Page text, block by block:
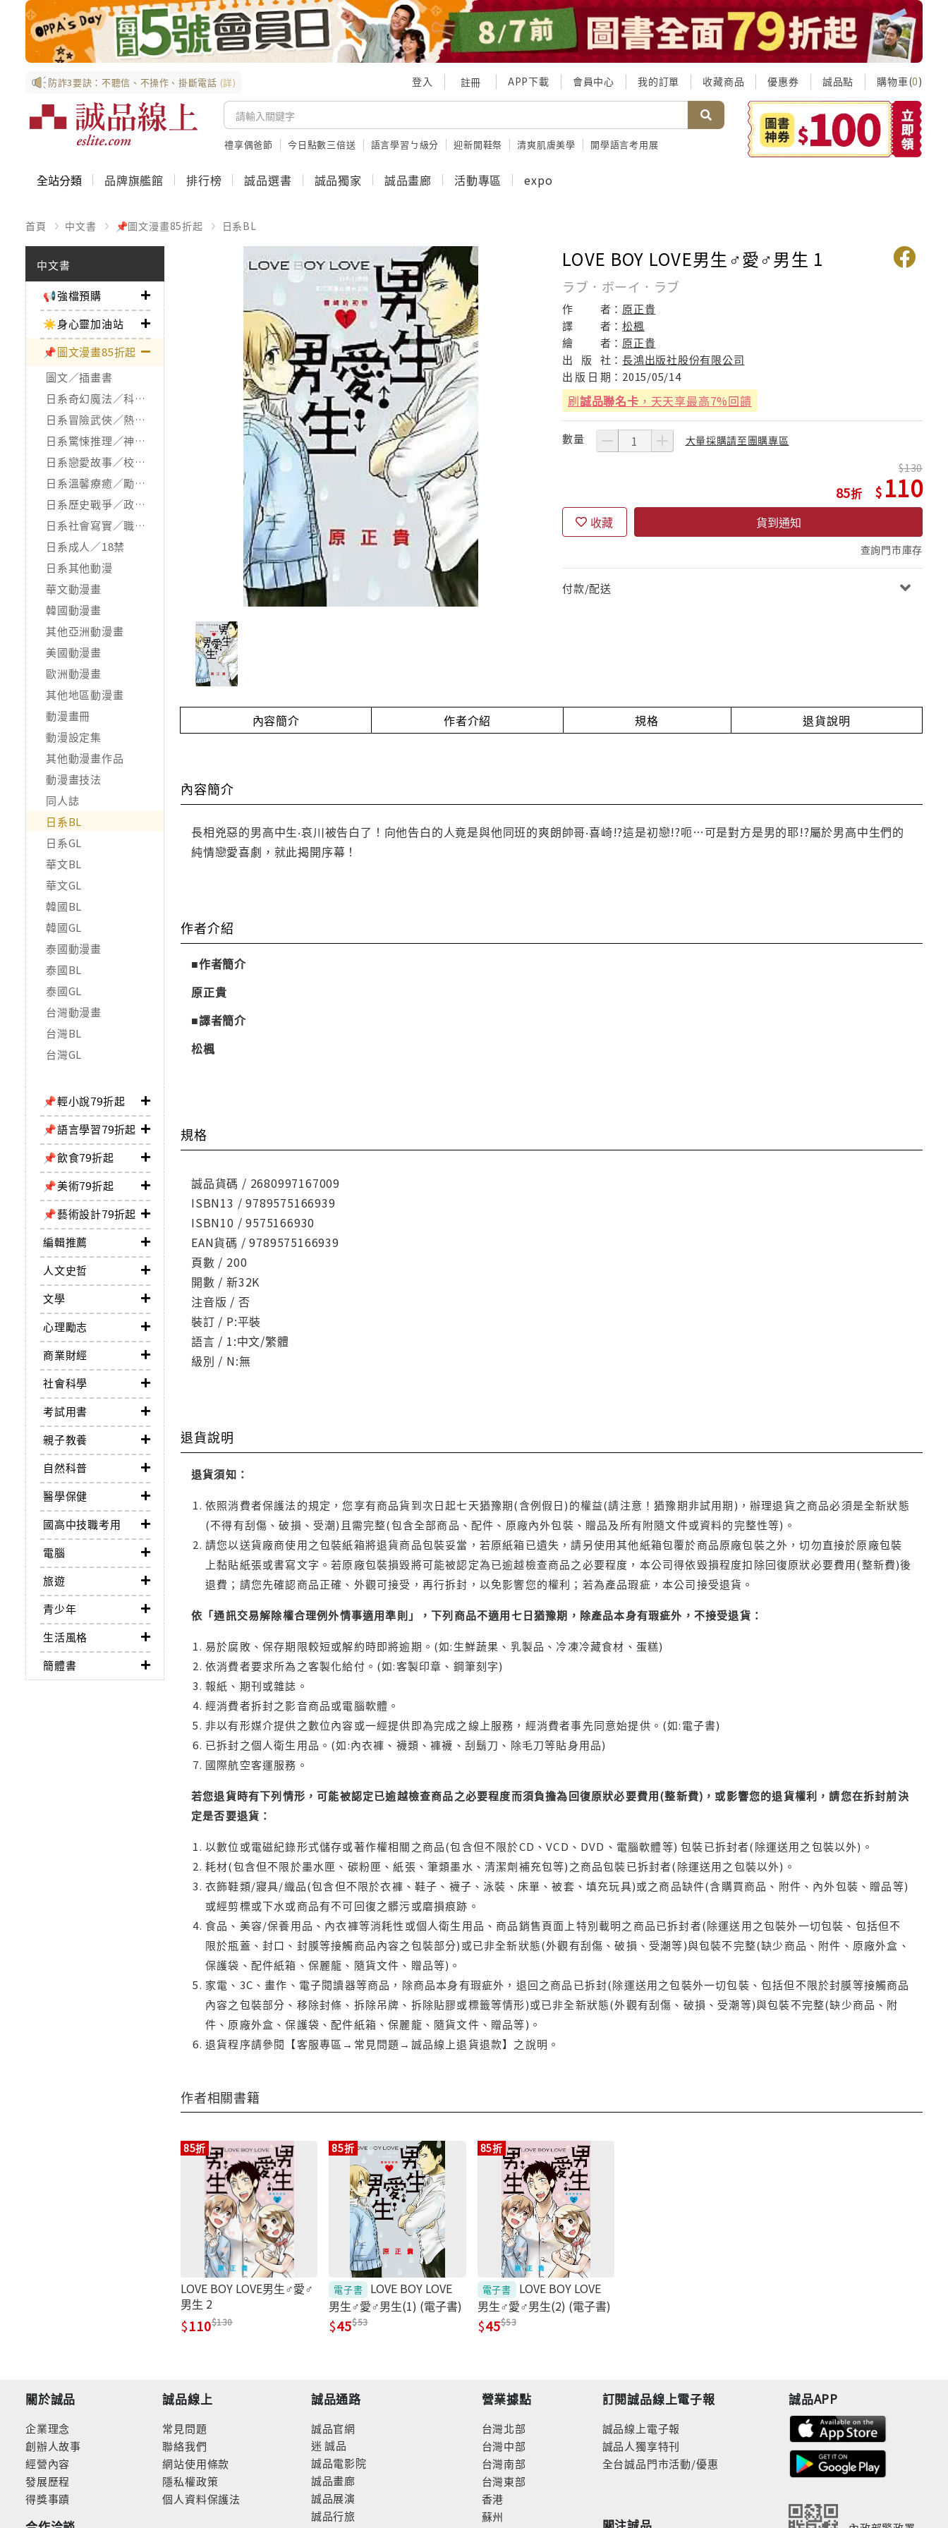
防詐3要訣：不聽信、不操作、掛斷電話 (詳) 登入 註冊 APP下載 會員中心 我的訂單 收藏商品 優惠券 誠品點 購物車(0)
禮享偶爸節 今日點數三倍送 語言學習ㄅ級分 迎新開鞋祭 清爽肌膚美學 開學語言考用展
全站分類 品牌旗艦館 排行榜 誠品選書 誠品獨家 誠品畫廊 活動專區 expo
首頁 中文書 📌圖文漫畫85折起 日系BL
中文書
📢強檔預購
☀️身心靈加油站
📌圖文漫畫85折起
圖文／插畫書
日系奇幻魔法／科幻冒險
日系冒險武俠／熱血運動
日系驚悚推理／神怪靈異
日系戀愛故事／校園青春
日系溫馨療癒／勵志搞笑
日系歷史戰爭／政治宗教
日系社會寫實／職場職人
日系成人／18禁
日系其他動漫
華文動漫畫
韓國動漫畫
其他亞洲動漫畫
美國動漫畫
歐洲動漫畫
其他地區動漫畫
動漫畫冊
動漫設定集
其他動漫畫作品
動漫畫技法
同人誌
日系BL
日系GL
華文BL
華文GL
韓國BL
韓國GL
泰國動漫畫
泰國BL
泰國GL
台灣動漫畫
台灣BL
台灣GL
📌輕小說79折起
📌語言學習79折起
📌飲食79折起
📌美術79折起
📌藝術設計79折起
編輯推薦
人文史哲
文學
心理勵志
商業財經
社會科學
考試用書
親子教養
自然科普
醫學保健
國高中技職考用
電腦
旅遊
青少年
生活風格
簡體書
LOVE BOY LOVE男生♂愛♂男生 1
ラブ．ボーイ．ラブ
作 者： 原正貴
譯
者：松楓
繪
者： 原正貴
出
版 社：長鴻出版社股份有限公司
出 版 日 期： 2015/05/14
刷誠品聯名卡 ，天天享最高7%回饋
數量 大量採購請至團購專區
85
130
110
收藏 貨到通知
查詢門市庫存
付款/配送
內容簡介 作者介紹 規格 退貨說明
內容簡介
長相兇惡的男高中生‧哀川被告白了！向他告白的人竟是與他同班的爽朗帥哥‧喜崎!?這是初戀!?呃…可是對方是男的耶!?屬於男高中生們的
純情戀愛喜劇，就此揭開序幕！
作者介紹
■作者簡介
原正貴
■譯者簡介
松楓
規格
誠品貨碼 / 2680997167009
ISBN13 / 9789575166939
ISBN10 / 9575166930
EAN貨碼 / 9789575166939
頁數 / 200
開數 / 新32K
注音版 / 否
裝訂 / P:平裝
語言 / 1:中文/繁體
級別 / N:無
退貨說明
退貨須知：
依照消費者保護法的規定，您享有商品貨到次日起七天猶豫期(含例假日)的權益(請注意！猶豫期非試用期)，辦理退貨之商品必須是全新狀態
(不得有刮傷、破損、受潮)且需完整(包含全部商品、配件、原廠內外包裝、贈品及所有附隨文件或資料的完整性等)。
請您以送貨廠商使用之包裝紙箱將退貨商品包裝妥當，若原紙箱已遺失，請另使用其他紙箱包覆於商品原廠包裝之外，切勿直接於原廠包裝
上黏貼紙張或書寫文字。若原廠包裝損毀將可能被認定為已逾越檢查商品之必要程度，本公司得依毀損程度扣除回復原狀必要費用(整新費)後
退費；請您先確認商品正確、外觀可接受，再行拆封，以免影響您的權利；若為產品瑕疵，本公司接受退貨。
依「通訊交易解除權合理例外情事適用準則」，下列商品不適用七日猶豫期，除產品本身有瑕疵外，不接受退貨：
易於腐敗、保存期限較短或解約時即將逾期。(如:生鮮蔬果、乳製品、冷凍冷藏食材、蛋糕)
依消費者要求所為之客製化給付。(如:客製印章、鋼筆刻字)
報紙、期刊或雜誌。
經消費者拆封之影音商品或電腦軟體。
非以有形媒介提供之數位內容或一經提供即為完成之線上服務，經消費者事先同意始提供。(如:電子書)
已拆封之個人衛生用品。(如:內衣褲、襪類、褲襪、刮鬍刀、除毛刀等貼身用品)
國際航空客運服務。
若您退貨時有下列情形，可能被認定已逾越檢查商品之必要程度而須負擔為回復原狀必要費用(整新費)，或影響您的退貨權利，請您在拆封前決
定是否要退貨：
以數位或電磁紀錄形式儲存或著作權相關之商品(包含但不限於CD、VCD、DVD、電腦軟體等) 包裝已拆封者(除運送用之包裝以外)。
耗材(包含但不限於墨水匣、碳粉匣、紙張、筆類墨水、清潔劑補充包等)之商品包裝已拆封者(除運送用之包裝以外)。
衣飾鞋類/寢具/織品(包含但不限於衣褲、鞋子、襪子、泳裝、床單、被套、填充玩具)或之商品缺件(含購買商品、附件、內外包裝、贈品等)
或經剪標或下水或商品有不可回復之髒污或磨損痕跡。
食品、美容/保養用品、內衣褲等消耗性或個人衛生用品、商品銷售頁面上特別載明之商品已拆封者(除運送用之包裝外一切包裝、包括但不
限於瓶蓋、封口、封膜等接觸商品內容之包裝部分)或已非全新狀態(外觀有刮傷、破損、受潮等)與包裝不完整(缺少商品、附件、原廠外盒、
保護袋、配件紙箱、保麗龍、隨貨文件、贈品等)。
家電、3C、畫作、電子閱讀器等商品，除商品本身有瑕疵外，退回之商品已拆封(除運送用之包裝外一切包裝、包括但不限於封膜等接觸商品
內容之包裝部分、移除封條、拆除吊牌、拆除貼膠或標籤等情形)或已非全新狀態(外觀有刮傷、破損、受潮等)與包裝不完整(缺少商品、附
件、原廠外盒、保護袋、配件紙箱、保麗龍、隨貨文件、贈品等)。
退貨程序請參閱【客服專區→常見問題→誠品線上退貨退款】之說明。
作者相關書籍
85折
LOVE BOY LOVE男生♂愛♂
男生 2
110 130
85折
電子書
LOVE BOY LOVE
男生♂愛♂男生(1) (電子書)
45 53
85折
電子書
LOVE BOY LOVE
男生♂愛♂男生(2) (電子書)
45 53
關於誠品
企業理念
創辦人故事
經營內容
發展歷程
得獎事蹟
誠品線上
常見問題
聯絡我們
網站使用條款
隱私權政策
個人資料保護法
誠品通路
誠品官網
迷 誠品
誠品電影院
誠品畫廊
誠品展演
誠品行旅
營業據點
台灣北部
台灣中部
台灣南部
台灣東部
香港
蘇州
訂閱誠品線上電子報
誠品線上電子報
誠品人獨享特刊
全台誠品門市活動/優惠
誠品APP